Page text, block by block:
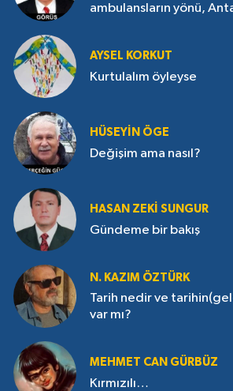
ambulansların yönü,
AYSEL KORKUT
Kurtulalım öyleyse
HÜSEYIN ÖGE
Değişim ama nasıl?
HASAN ZEKI SUNGUR
Gündeme bir bakış
N. KAZIM ÖZTÜRK
Tarih nedir ve
var mı?
MEHMET CAN GÜRBÜZ
Kırmızılı…